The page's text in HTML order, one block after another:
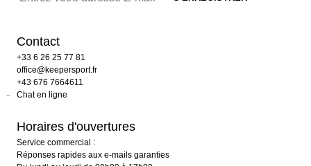
Contact
+33 6 26 25 77 81
office@keepersport.fr
+43 676 7664611
Chat en ligne
Horaires d'ouvertures
Service commercial :
Réponses rapides aux e-mails garanties